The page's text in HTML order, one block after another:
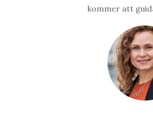
kommer att